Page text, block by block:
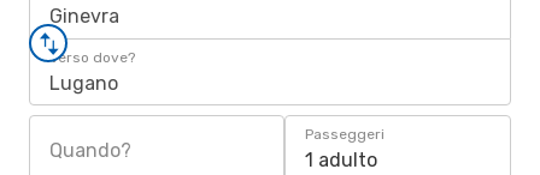
Ginevra
Verso dove?
Lugano
Quando?
Passeggeri
1 adulto